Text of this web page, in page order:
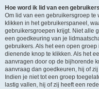
Hoe word ik lid van een
Om lid van een gebruikersgroep
klikken in het gebruikerspaneel,
gebruikersgroepen krijgt. Niet alle
een goedkeuring van je
gebruikers. Als het een open
dienende knop te klikken. Als het
aanvragen door op de bijhorende
aanvraag dan goedkeuren, hij of
Indien je niet tot een groep
lastig vallen, hij of zij heeft een